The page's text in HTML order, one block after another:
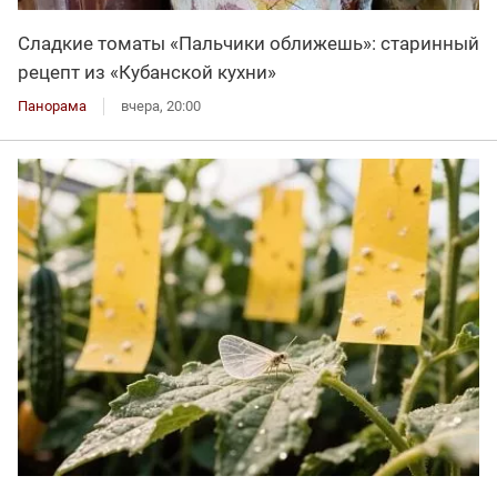
Сладкие томаты «Пальчики оближешь»: старинный
рецепт из «Кубанской кухни»
Панорама вчера, 20:00